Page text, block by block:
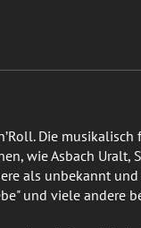
Die
wie Asbach Uralt,
als unbekannt
und viele andere